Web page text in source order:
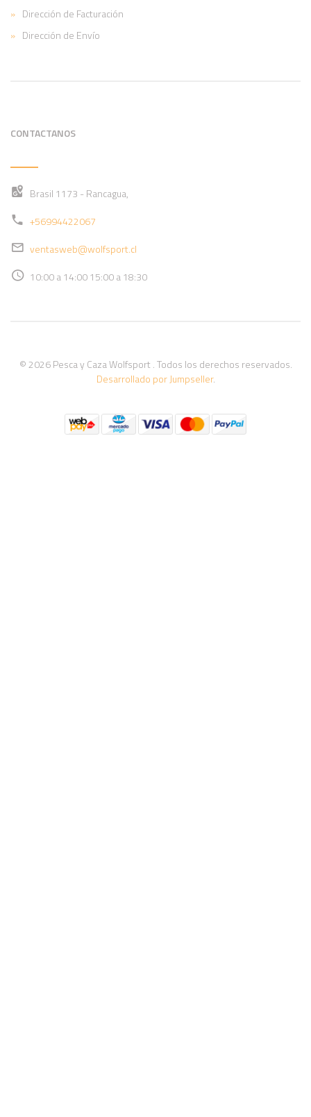
Dirección de Facturación
Dirección de Envío
CONTACTANOS
Brasil 1173 - Rancagua,
+56994422067
ventasweb@wolfsport.cl
10:00 a 14:00 15:00 a 18:30
© 2026 Pesca y Caza Wolfsport . Todos los derechos reservados.
Desarrollado por Jumpseller.